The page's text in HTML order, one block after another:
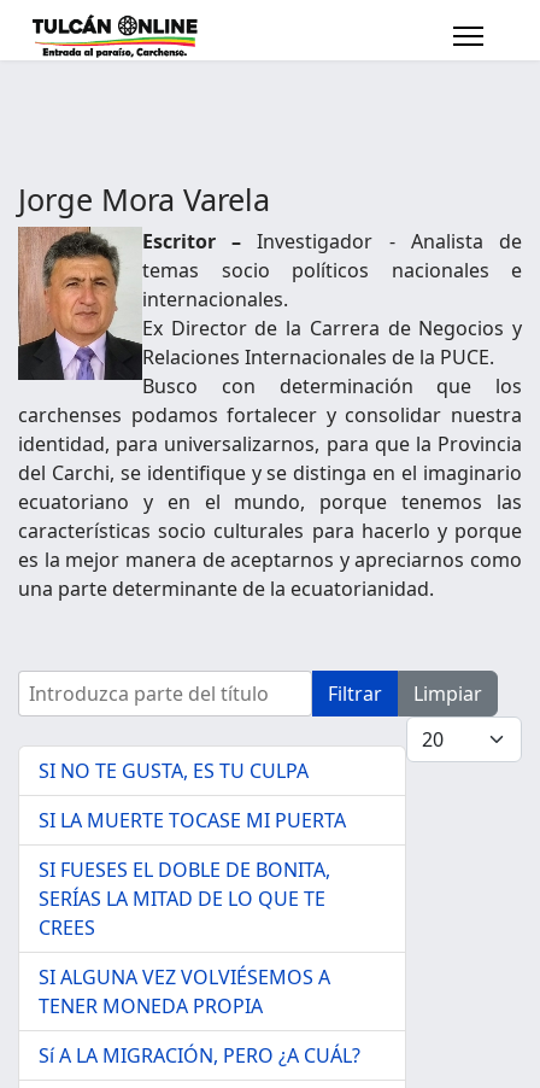
Jorge Mora Varela
Escritor – Investigador - Analista de
temas socio políticos nacionales e
internacionales.
Ex Director de la Carrera de Negocios y
Relaciones Internacionales de la PUCE.
Busco con determinación que los
carchenses podamos fortalecer y consolidar nuestra
identidad, para universalizarnos, para que la Provincia
del Carchi, se identifique y se distinga en el imaginario
ecuatoriano y en el mundo, porque tenemos las
características socio culturales para hacerlo y porque
es la mejor manera de aceptarnos y apreciarnos como
una parte determinante de la ecuatorianidad.
Introduzca parte del título Filtrar
Limpiar
Cantidad a
SI NO TE GUSTA, ES TU CULPA
SI LA MUERTE TOCASE MI PUERTA
SI FUESES EL DOBLE DE BONITA,
SERÍAS LA MITAD DE LO QUE TE
CREES
SI ALGUNA VEZ VOLVIÉSEMOS A
TENER MONEDA PROPIA
Sí A LA MIGRACIÓN, PERO ¿A CUÁL?